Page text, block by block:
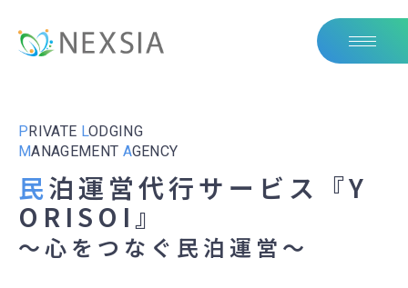
PRIVATE LODGING
MANAGEMENT AGENCY
民泊運営代行サービス『Y
ORISOI』
～心をつなぐ民泊運営～